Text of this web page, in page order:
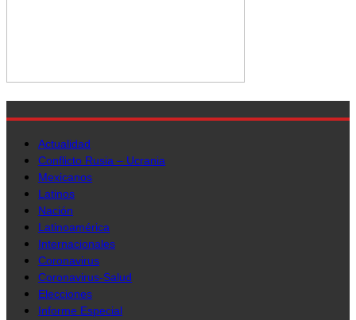
Actualidad
Conflicto Rusia – Ucrania
Mexicanos
Latinos
Nación
Latinoamérica
Internacionales
Coronavirus
Coronavirus-Salud
Elecciones
Informe Especial